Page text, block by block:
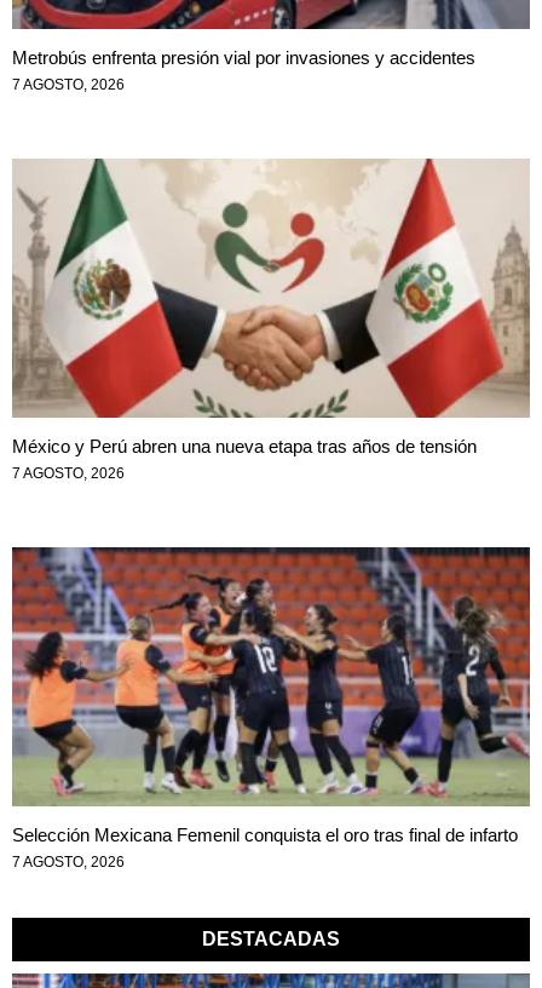
Metrobús enfrenta presión vial por invasiones y accidentes
7 AGOSTO, 2026
México y Perú abren una nueva etapa tras años de tensión
7 AGOSTO, 2026
Selección Mexicana Femenil conquista el oro tras final de infarto
7 AGOSTO, 2026
DESTACADAS